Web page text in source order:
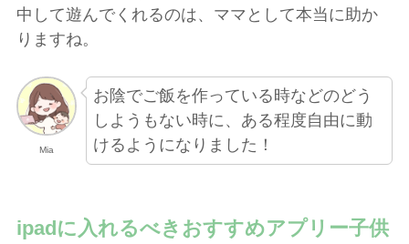
中して遊んでくれるのは、ママとして本当に助か
りますね。
Mia
お陰でご飯を作っている時などのどう
しようもない時に、ある程度自由に動
けるようになりました！
ipadに入れるべきおすすめアプリー子供